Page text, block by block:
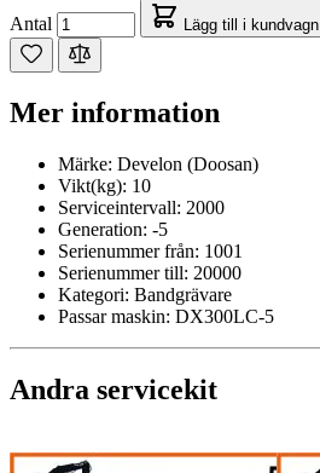
Antal
Lägg till i kundvagn
Mer information
Märke: Develon (Doosan)
Vikt(kg): 10
Serviceintervall: 2000
Generation: -5
Serienummer från: 1001
Serienummer till: 20000
Kategori: Bandgrävare
Passar maskin: DX300LC-5
Andra servicekit